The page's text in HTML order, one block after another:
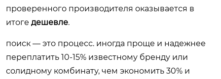
проверенного производителя оказывается в
итоге дешевле.
поиск — это процесс. иногда проще и надежнее
переплатить 10-15% известному бренду или
солидному комбинату, чем экономить 30% и